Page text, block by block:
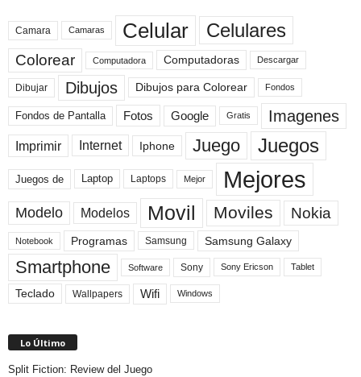
Camara Camaras Celular Celulares
Colorear Computadora Computadoras Descargar
Dibujar Dibujos Dibujos para Colorear Fondos
Fondos de Pantalla Fotos Google Gratis Imagenes
Imprimir Internet Iphone Juego Juegos
Juegos de Laptop Laptops Mejor Mejores
Modelo Modelos Movil Moviles Nokia
Notebook Programas Samsung Samsung Galaxy
Smartphone Software Sony Sony Ericson Tablet
Teclado Wallpapers Wifi Windows
Lo Último
Split Fiction: Review del Juego